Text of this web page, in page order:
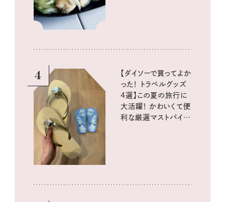
4
【ダイソーで買ってよか
った！ トラベルグッズ
4選】この夏の旅行に
大活躍！ かわいくて便
利な厳選マストバイア